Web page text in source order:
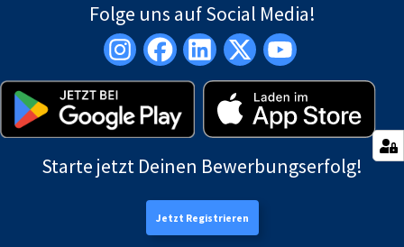
Folge uns auf Social Media!
Starte jetzt Deinen Bewerbungserfolg!
Jetzt Registrieren